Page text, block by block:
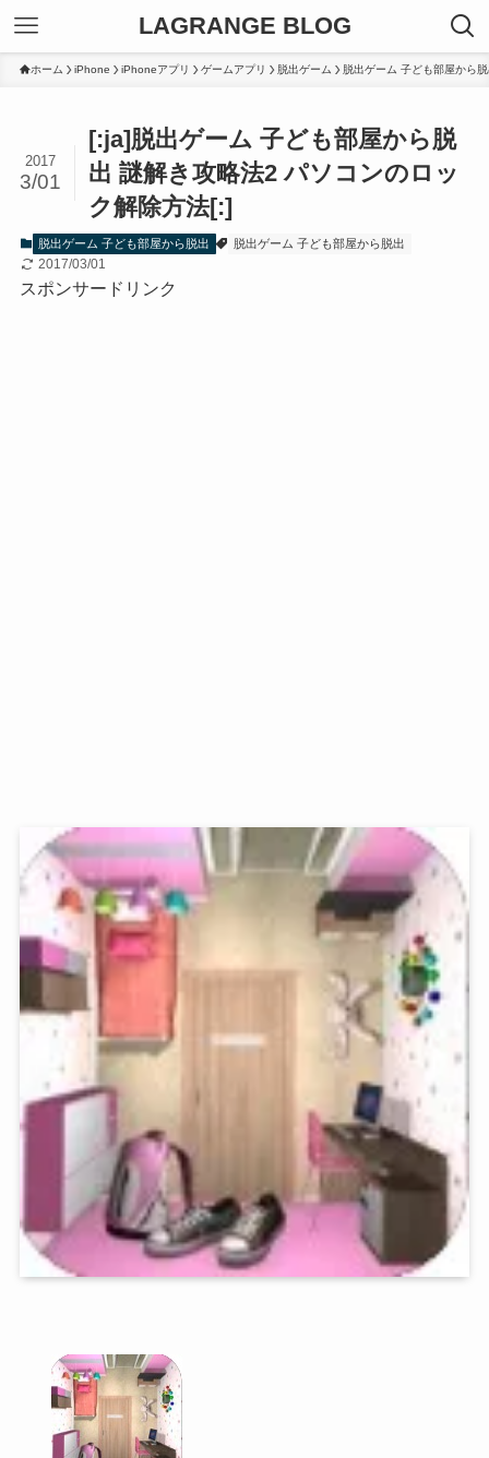
LAGRANGE BLOG
ホーム iPhone iPhoneアプリ ゲームアプリ 脱出ゲーム 脱出ゲーム 子ども部屋から
[:ja]脱出ゲーム 子ども部屋から脱
出 謎解き攻略法2 パソコンのロッ
ク解除方法[:]
2017
3/01
脱出ゲーム 子ども部屋から脱出 脱出ゲーム 子ども部屋から脱出
2017/03/01
スポンサードリンク